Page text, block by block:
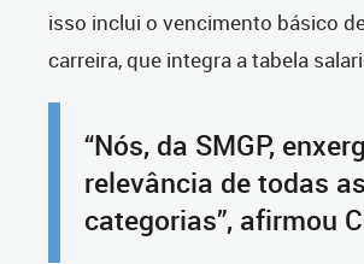
isso inclui o vencimento básico
carreira, que integra a tabela
“Nós, da SMGP,
relevância de todas as
categorias”, afirmou